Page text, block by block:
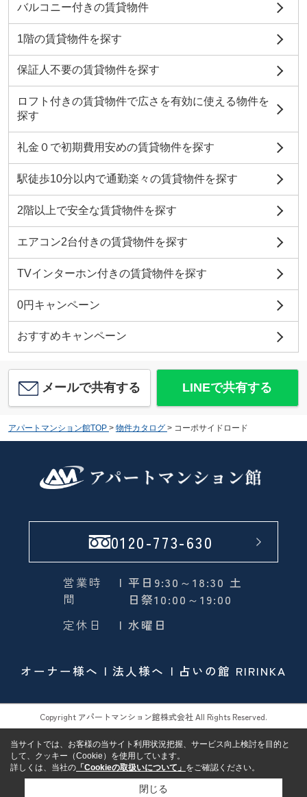
バルコニー付きの賃貸物件
1階の賃貸物件を探す
保証人不要の賃貸物件を探す
ロフト付きの賃貸物件で広さを有効に使える物件を
探す
礼金０で初期費用安めの賃貸物件を探す
駅徒歩10分以内で通勤楽々の賃貸物件を探す
2階以上で安全な賃貸物件を探す
エアコン2台付きの賃貸物件を探す
TVインターホン付きの賃貸物件を探す
0円キャンペーン
おすすめキャンペーン
メールで共有する LINEで共有する
アパートマンション館TOP > 物件カタログ > コーポサイドロード
0120-773-630
営業時
間
| 平日9:30～18:30 土
日祭10:00～19:00
定休日
| 水曜日
オーナー様へ 法人様へ 占いの館 RIRINKA
Copyright アパートマンション館株式会社 All Rights Reserved.
当サイトでは、お客様の当サイト利用状況把握、サービス向上検討を目的と
して、クッキー（Cookie）を使用しています。
詳しくは、当社の 「Cookieの取扱いについて」 をご確認ください。
閉じる